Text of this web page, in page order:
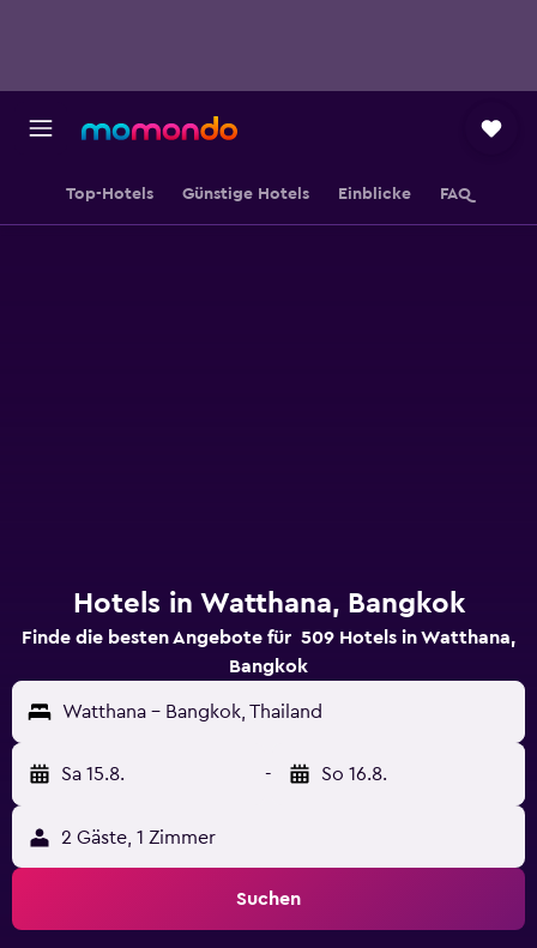
Top-Hotels Günstige Hotels Einblicke FAQ
Hotels in Watthana, Bangkok
Finde die besten Angebote für 509 Hotels in Watthana,
Bangkok
Watthana - Bangkok, Thailand
Sa 15.8. - So 16.8.
2 Gäste, 1 Zimmer
Suchen